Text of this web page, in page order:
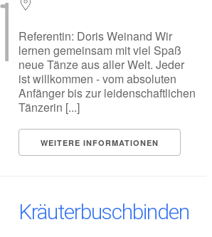
Referentin: Doris Weinand Wir
lernen gemeinsam mit viel Spaß
neue Tänze aus aller Welt. Jeder
ist willkommen - vom absoluten
Anfänger bis zur leidenschaftlichen
Tänzerin [...]
WEITERE INFORMATIONEN
Kräuterbuschbinden